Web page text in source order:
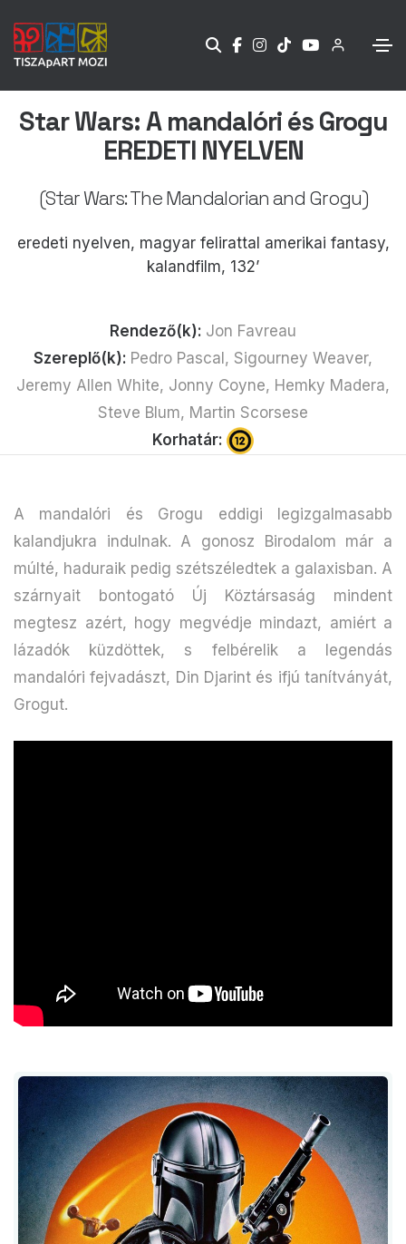
Star Wars: A mandalóri és Grogu
EREDETI NYELVEN
(Star Wars: The Mandalorian and Grogu)
eredeti nyelven, magyar felirattal amerikai fantasy,
kalandfilm, 132’
Rendező(k): Jon Favreau
Szereplő(k): Pedro Pascal, Sigourney Weaver,
Jeremy Allen White, Jonny Coyne, Hemky Madera,
Steve Blum, Martin Scorsese
Korhatár:
A mandalóri és Grogu eddigi legizgalmasabb
kalandjukra indulnak. A gonosz Birodalom már a
múlté, haduraik pedig szétszéledtek a galaxisban. A
szárnyait bontogató Új Köztársaság mindent
megtesz azért, hogy megvédje mindazt, amiért a
lázadók küzdöttek, s felbérelik a legendás
mandalóri fejvadászt, Din Djarint és ifjú tanítványát,
Grogut.